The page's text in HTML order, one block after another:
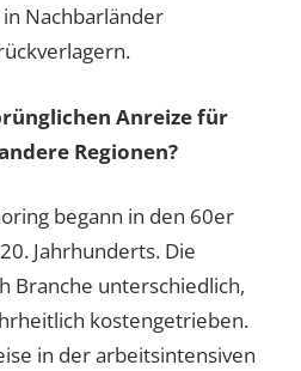
Nachbarländer
Anreize für
Regionen?
begann in den 60er
Jahrhunderts. Die
Branche unterschiedlich,
kostengetrieben.
in der arbeitsintensiven